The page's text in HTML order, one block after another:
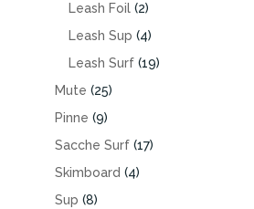
Leash Foil (2)
Leash Sup (4)
Leash Surf (19)
Mute (25)
Pinne (9)
Sacche Surf (17)
Skimboard (4)
Sup (8)